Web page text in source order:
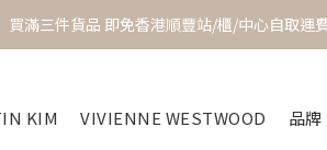
買滿三件貨品 即免香港順豐站/櫃/中心自取運
KIM VIVIENNE WESTWOOD 品牌